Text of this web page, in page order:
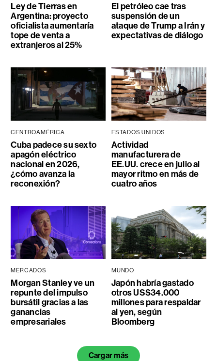
Ley de Tierras en
Argentina: proyecto
oficialista aumentaría
tope de venta a
extranjeros al 25%
El petróleo cae tras
suspensión de un
ataque de Trump a Irán y
expectativas de diálogo
CENTROAMÉRICA
Cuba padece su sexto
apagón eléctrico
nacional en 2026,
¿cómo avanza la
reconexión?
ESTADOS UNIDOS
Actividad
manufacturera de
EE.UU. crece en julio al
mayor ritmo en más de
cuatro años
MERCADOS
Morgan Stanley ve un
repunte del impulso
bursátil gracias a las
ganancias
empresariales
MUNDO
Japón habría gastado
otros US$34.000
millones para respaldar
al yen, según
Bloomberg
Cargar más